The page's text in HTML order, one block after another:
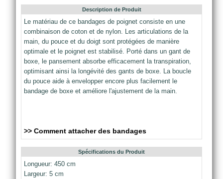
Description de Produit
Le matériau de ce bandages de poignet consiste en une
combinaison de coton et de nylon. Les articulations de la
main, du pouce et du doigt sont protégées de manière
optimale et le poignet est stabilisé. Porté dans un gant de
boxe, le pansement absorbe efficacement la transpiration,
optimisant ainsi la longévité des gants de boxe. La boucle
du pouce aide à envelopper encore plus facilement le
bandage de boxe et améliore l'ajustement de la main.
>> Comment attacher des bandages
Spécifications du Produit
Longueur: 450 cm
Largeur: 5 cm